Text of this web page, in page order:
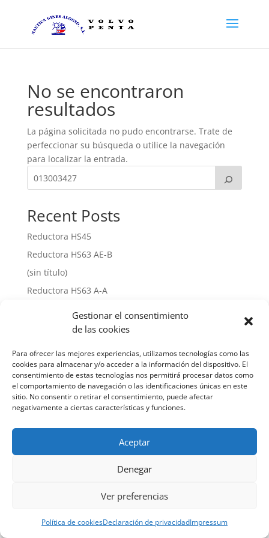
Gestionar el consentimiento
de las cookies
Para ofrecer las mejores experiencias, utilizamos tecnologías como las
cookies para almacenar y/o acceder a la información del dispositivo. El
consentimiento de estas tecnologías nos permitirá procesar datos como
el comportamiento de navegación o las identificaciones únicas en este
sitio. No consentir o retirar el consentimiento, puede afectar
negativamente a ciertas características y funciones.
Aceptar
Denegar
Ver preferencias
Política de cookiesDeclaración de privacidadImpressum
No se encontraron
resultados
La página solicitada no pudo encontrarse. Trate de
perfeccionar su búsqueda o utilice la navegación
para localizar la entrada.
Recent Posts
Reductora HS45
Reductora HS63 AE-B
(sin título)
Reductora HS63 A-A
A WordPress CommenterenHello world!
Política de privacidad-Aviso legal
cookies